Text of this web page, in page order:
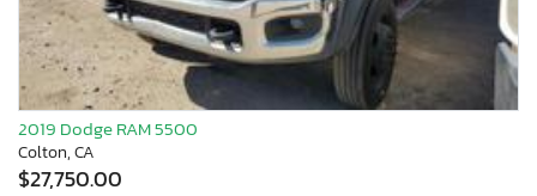
2019 Dodge RAM 5500
Colton, CA
$27,750.00